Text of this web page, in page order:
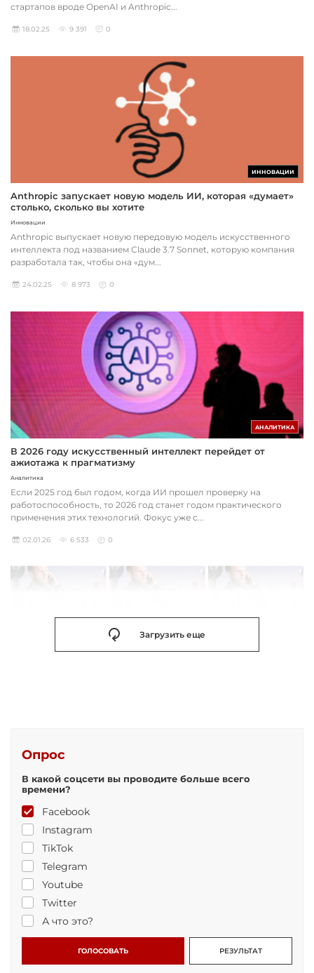
стартапов вроде OpenAI и Anthropic...
18.02.25 9 391 0
ИННОВАЦИИ
Anthropic запускает новую модель ИИ, которая «думает»
столько, сколько вы хотите
Инновации
Anthropic выпускает новую передовую модель искусственного
интеллекта под названием Claude 3.7 Sonnet, которую компания
разработала так, чтобы она «дум...
24.02.25 8 973 0
АНАЛИТИКА
В 2026 году искусственный интеллект перейдет от
ажиотажа к прагматизму
Аналитика
Если 2025 год был годом, когда ИИ прошел проверку на
работоспособность, то 2026 год станет годом практического
применения этих технологий. Фокус уже с...
02.01.26 6 533 0
Загрузить еще
Опрос
В какой соцсети вы проводите больше всего
времени?
Facebook
Instagram
TikTok
Telegram
Youtube
Twitter
А что это?
ГОЛОСОВАТЬ РЕЗУЛЬТАТ